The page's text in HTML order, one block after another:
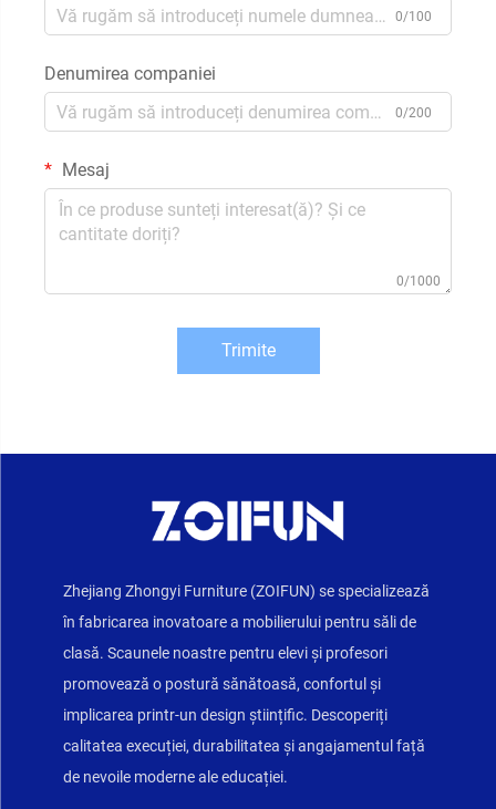
0/100
Denumirea companiei
0/200
Mesaj
0/1000
Trimite
Zhejiang Zhongyi Furniture (ZOIFUN) se specializează
în fabricarea inovatoare a mobilierului pentru săli de
clasă. Scaunele noastre pentru elevi și profesori
promovează o postură sănătoasă, confortul și
implicarea printr-un design științific. Descoperiți
calitatea execuției, durabilitatea și angajamentul față
de nevoile moderne ale educației.